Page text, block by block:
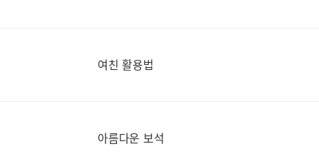
여친 활용법
아름다운 보석